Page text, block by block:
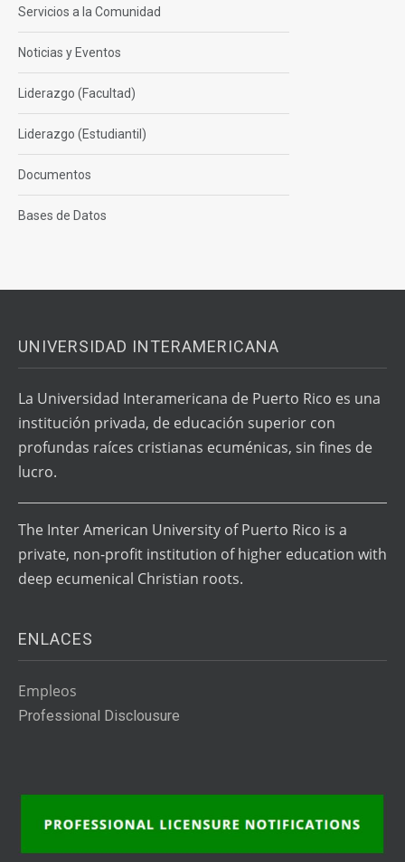
Servicios a la Comunidad
Noticias y Eventos
Liderazgo (Facultad)
Liderazgo (Estudiantil)
Documentos
Bases de Datos
UNIVERSIDAD INTERAMERICANA
La Universidad Interamericana de Puerto Rico es una
institución privada, de educación superior con
profundas raíces cristianas ecuménicas, sin fines de
lucro.
The Inter American University of Puerto Rico is a
private, non-profit institution of higher education with
deep ecumenical Christian roots.
ENLACES
Empleos
Professional Disclousure